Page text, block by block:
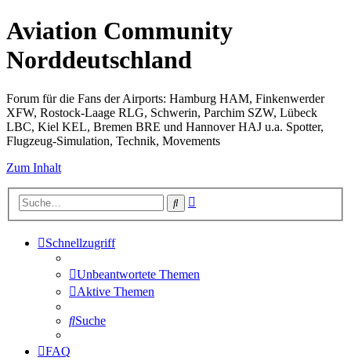
Aviation Community
Norddeutschland
Forum für die Fans der Airports: Hamburg HAM, Finkenwerder
XFW, Rostock-Laage RLG, Schwerin, Parchim SZW, Lübeck
LBC, Kiel KEL, Bremen BRE und Hannover HAJ u.a. Spotter,
Flugzeug-Simulation, Technik, Movements
Zum Inhalt
Suche
Schnellzugriff
Unbeantwortete Themen
Aktive Themen
Suche
FAQ